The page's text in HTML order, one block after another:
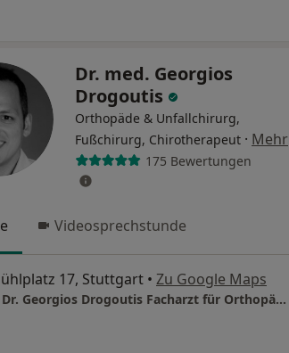
Dr. med. Georgios
Drogoutis
Orthopäde & Unfallchirurg,
Fußchirurg, Chirotherapeut · Mehr
175 Bewertungen
Videosprechstunde
17, Stuttgart • Zu Google Maps
Praxis Dr. Georgios Drogoutis Facharzt für Orthopädie und Unfallchirurgie